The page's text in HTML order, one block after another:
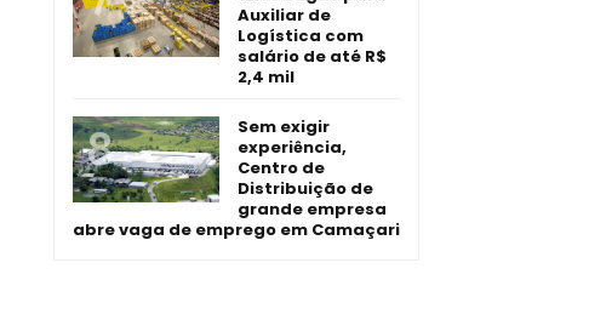
Auxiliar de
Logística com
salário de até R$
2,4 mil
Sem exigir
experiência,
Centro de
Distribuição de
grande empresa
abre vaga de emprego em Camaçari